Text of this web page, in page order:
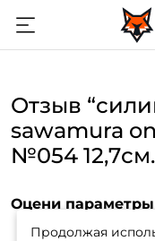
Отзыв
sawamura
№054
Оцени параметры
Продолжая